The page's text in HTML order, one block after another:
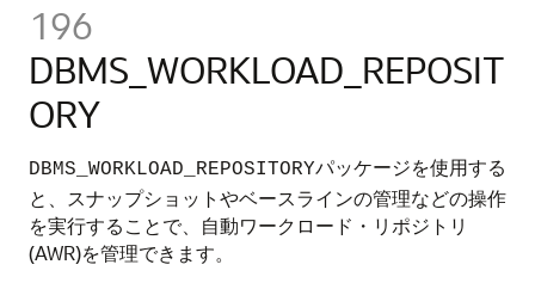
196
DBMS_WORKLOAD_REPOSIT
ORY
DBMS_WORKLOAD_REPOSITORYパッケージを使用する
と、スナップショットやベースラインの管理などの操作
を実行することで、自動ワークロード・リポジトリ
(AWR)を管理できます。